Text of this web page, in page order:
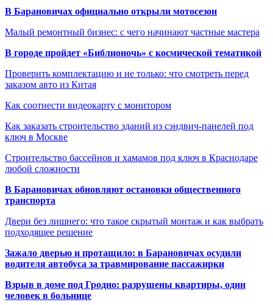
В Барановичах официально открыли мотосезон
Малый ремонтный бизнес: с чего начинают частные мастера
В городе пройдет «Библионочь» с космической тематикой
Проверить комплектацию и не только: что смотреть перед
заказом авто из Китая
Как соотнести видеокарту с монитором
Как заказать строительство зданий из сэндвич-панелей под
ключ в Москве
Строительство бассейнов и хамамов под ключ в Краснодаре
любой сложности
В Барановичах обновляют остановки общественного
транспорта
Двери без лишнего: что такое скрытый монтаж и как выбрать
подходящее решение
Зажало дверью и протащило: в Барановичах осудили
водителя автобуса за травмирование пассажирки
Взрыв в доме под Гродно: разрушены квартиры, один
человек в больнице